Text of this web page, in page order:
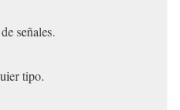
señales.
tipo.